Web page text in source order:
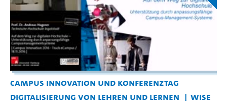
Campus Innovation und Konferenztag
Digitalisierung von Lehren und Lernen
WiSe